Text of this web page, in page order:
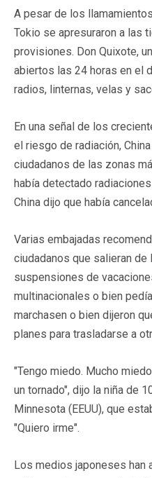
A pesar de los
Tokio se apresuraron a las
provisiones. Don Quixote,
abiertos las 24 horas en el
radios, linternas, velas y
En una señal de los
el riesgo de radiación,
ciudadanos de las zonas
había detectado
China dijo que había
Varias embajadas
ciudadanos que salieran
suspensiones de
multinacionales o bien
marchasen o bien dijeron
planes para trasladarse a
"Tengo miedo. Mucho
un tornado", dijo la niña de
Minnesota (EEUU), que
"Quiero irme".
Los medios japoneses han